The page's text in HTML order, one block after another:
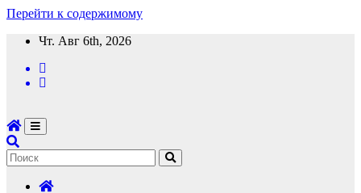
Перейти к содержимому
Чт. Авг 6th, 2026